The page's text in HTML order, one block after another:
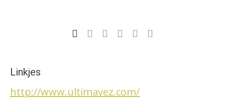
Linkjes
http://www.ultimavez.com/